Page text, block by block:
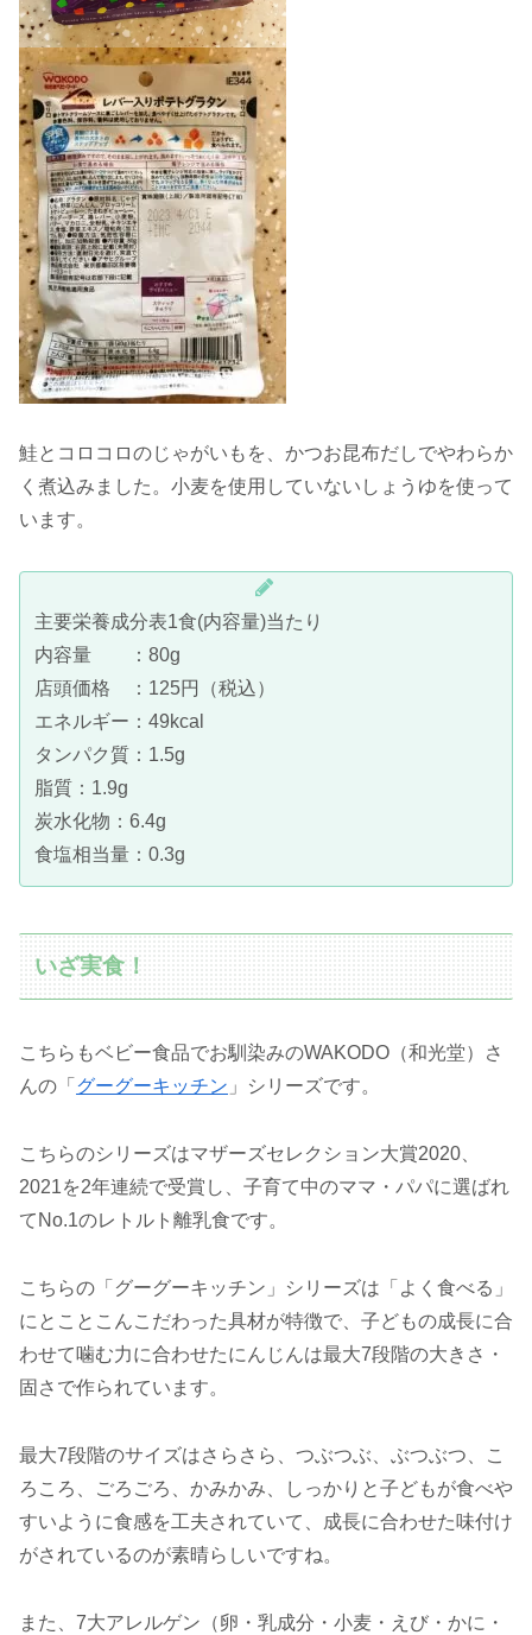
鮭とコロコロのじゃがいもを、かつお昆布だしでやわらか
く煮込みました。小麦を使用していないしょうゆを使って
います。
主要栄養成分表1食(内容量)当たり
内容量 ：80g
店頭価格 ：125円（税込）
エネルギー：49kcal
タンパク質：1.5g
脂質：1.9g
炭水化物：6.4g
食塩相当量：0.3g
いざ実食！
こちらもベビー食品でお馴染みのWAKODO（和光堂）さ
んの「 グーグーキッチン 」シリーズです。
こちらのシリーズはマザーズセレクション大賞2020、
2021を2年連続で受賞し、子育て中のママ・パパに選ばれ
てNo.1のレトルト離乳食です。
こちらの「グーグーキッチン」シリーズは「よく食べる」
にとことこんこだわった具材が特徴で、子どもの成長に合
わせて噛む力に合わせたにんじんは最大7段階の大きさ・
固さで作られています。
最大7段階のサイズはさらさら、つぶつぶ、ぶつぶつ、こ
ろころ、ごろごろ、かみかみ、しっかりと子どもが食べや
すいように食感を工夫されていて、成長に合わせた味付け
がされているのが素晴らしいですね。
また、7大アレルゲン（卵・乳成分・小麦・えび・かに・